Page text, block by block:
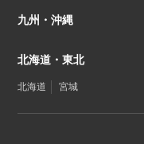
九州・沖縄
北海道・東北
北海道 宮城